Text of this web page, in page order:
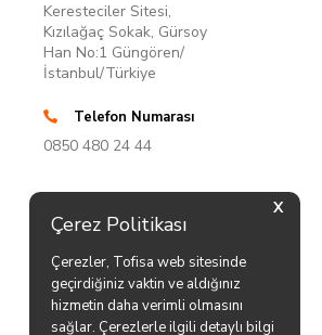
X
Çerez Politikası
Çerezler, Tofisa web sitesinde
geçirdiğiniz vaktin ve aldığınız
hizmetin daha verimli olmasını
sağlar. Çerezlerle ilgili detaylı bilgi
Keresteciler Sitesi,
Kızılağaç Sokak, Gürsoy
Han No:1 Güngören/
İstanbul/Türkiye
Telefon Numarası
0850 480 24 44